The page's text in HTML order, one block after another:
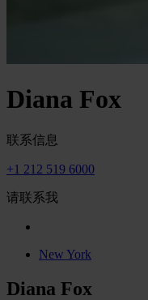
Diana Fox
联系信息
+1 212 519 6000
请联系我
New York
Diana Fox